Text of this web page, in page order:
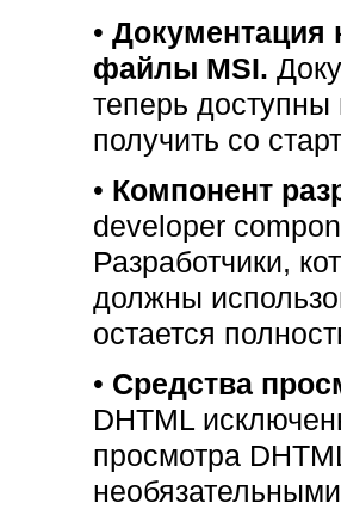
• Документация
файлы MSI.
теперь
получить со
• Компонент
developer
Разработчики,
должны
остается
• Средства
DHTML
просмотра